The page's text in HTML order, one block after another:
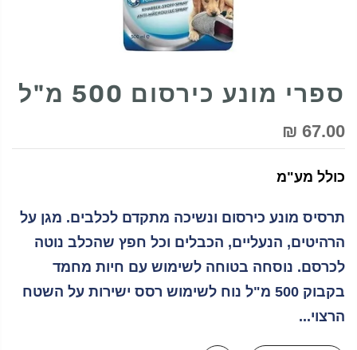
ספרי מונע כירסום 500 מ"ל
67.00 ₪
כולל מע"מ
תרסיס מונע כירסום ונשיכה מתקדם לכלבים. מגן על
הרהיטים, הנעליים, הכבלים וכל חפץ שהכלב נוטה
לכרסם. נוסחה בטוחה לשימוש עם חיות מחמד
בקבוק 500 מ"ל נוח לשימוש רסס ישירות על השטח
הרצוי...